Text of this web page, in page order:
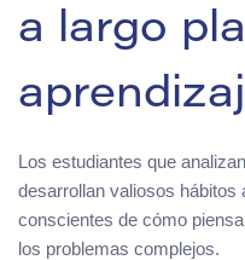
a largo
Los estudiantes que
desarrollan valiosos hábitos
conscientes de cómo
los problemas complejos.